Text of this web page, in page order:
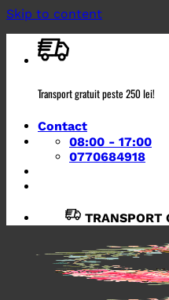
Skip to content
Transport gratuit peste 250 lei!
Contact
08:00 - 17:00
0770684918
TRANSPORT